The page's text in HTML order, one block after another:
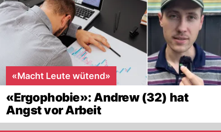
«Macht Leute wütend»
«Ergophobie»: Andrew (32) hat
Angst vor Arbeit